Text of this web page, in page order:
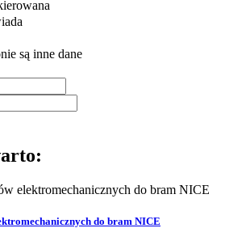
są inne dane
do bram NICE